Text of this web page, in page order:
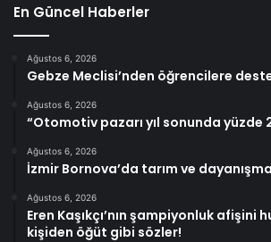
En Güncel Haberler
Ağustos 6, 2026
Gebze Meclisi’nden öğrencilere
Ağustos 6, 2026
“Otomotiv pazarı yıl sonunda yüzde
Ağustos 6, 2026
İzmir Bornova’da tarım ve
Ağustos 6, 2026
Eren Kaşıkçı’nın şampiyonluk afişini
kişiden öğüt gibi sözler!